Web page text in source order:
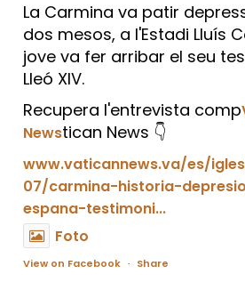
La Carmina va patir
dos mesos, a l'Estadi Lluís
jove va fer arribar el seu
Lleó XIV.
Recupera l'entrevista comp
Newstican News 👇
www.vaticannews.va/es/
07/carmina-historia-
espana-testimoni...
Foto
View on Facebook · Share